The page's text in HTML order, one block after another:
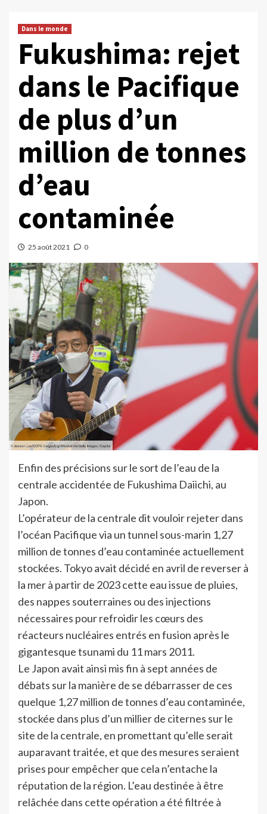
Dans le monde
Fukushima: rejet
dans le Pacifique
de plus d’un
million de tonnes
d’eau
contaminée
25 août 2021 0
Enfin des précisions sur le sort de l’eau de la
centrale accidentée de Fukushima Daiichi, au
Japon.
L’opérateur de la centrale dit vouloir rejeter dans
l’océan Pacifique via un tunnel sous-marin 1,27
million de tonnes d’eau contaminée actuellement
stockées. Tokyo avait décidé en avril de reverser à
la mer à partir de 2023 cette eau issue de pluies,
des nappes souterraines ou des injections
nécessaires pour refroidir les cœurs des
réacteurs nucléaires entrés en fusion après le
gigantesque tsunami du 11 mars 2011.
Le Japon avait ainsi mis fin à sept années de
débats sur la manière de se débarrasser de ces
quelque 1,27 million de tonnes d’eau contaminée,
stockée dans plus d’un millier de citernes sur le
site de la centrale, en promettant qu’elle serait
auparavant traitée, et que des mesures seraient
prises pour empêcher que cela n’entache la
réputation de la région. L’eau destinée à être
relâchée dans cette opération a été filtrée à